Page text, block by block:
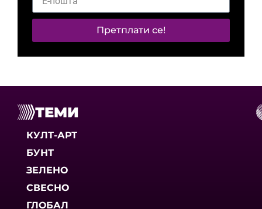
Претплати се!
ТЕМИ
КУЛТ-АРТ
БУНТ
ЗЕЛЕНО
СВЕСНО
ГЛОБАЛ